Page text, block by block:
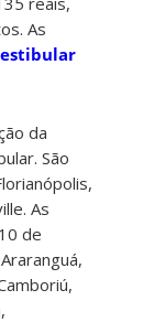
As
da
São
As
de